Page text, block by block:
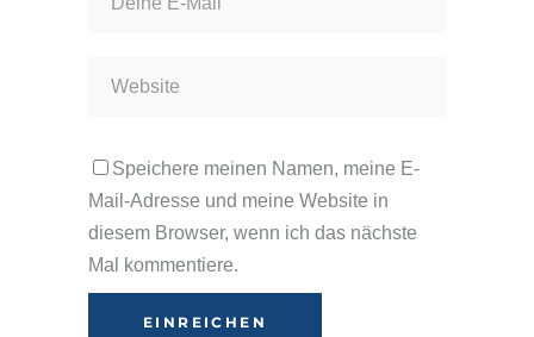
Speichere meinen Namen, meine E-
Mail-Adresse und meine Website in
diesem Browser, wenn ich das nächste
Mal kommentiere.